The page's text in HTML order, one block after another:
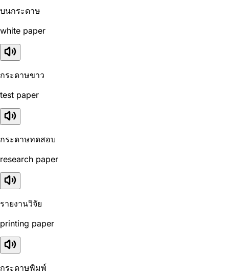
บนกระดาษ
white paper
กระดาษขาว
test paper
กระดาษทดสอบ
research paper
รายงานวิจัย
printing paper
กระดาษพิมพ์